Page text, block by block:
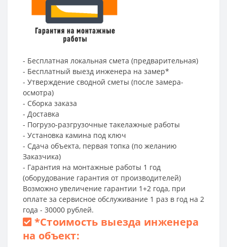
- Бесплатная локальная смета (предварительная)
- Бесплатный выезд инженера на замер*
- Утверждение сводной сметы (после замера-
осмотра)
- Сборка заказа
- Доставка
- Погрузо-разгрузочные такелажные работы
- Установка камина под ключ
- Сдача объекта, первая топка (по желанию
Заказчика)
- Гарантия на монтажные работы 1 год
(оборудование гарантия от производителей)
Возможно увеличение гарантии 1+2 года, при
оплате за сервисное обслуживание 1 раз в год на 2
года - 30000 рублей.
*Стоимость выезда инженера
на объект: